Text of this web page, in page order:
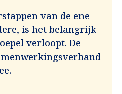
van de ene
is het belangrijk
verloopt. De